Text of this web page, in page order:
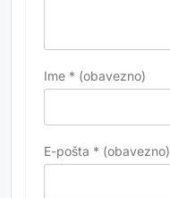
Ime * (obavezno)
E-pošta * (obavezno)